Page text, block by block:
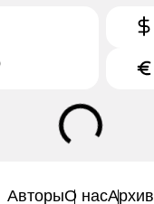
АвторыО насАрхив